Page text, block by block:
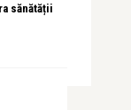
sănătății